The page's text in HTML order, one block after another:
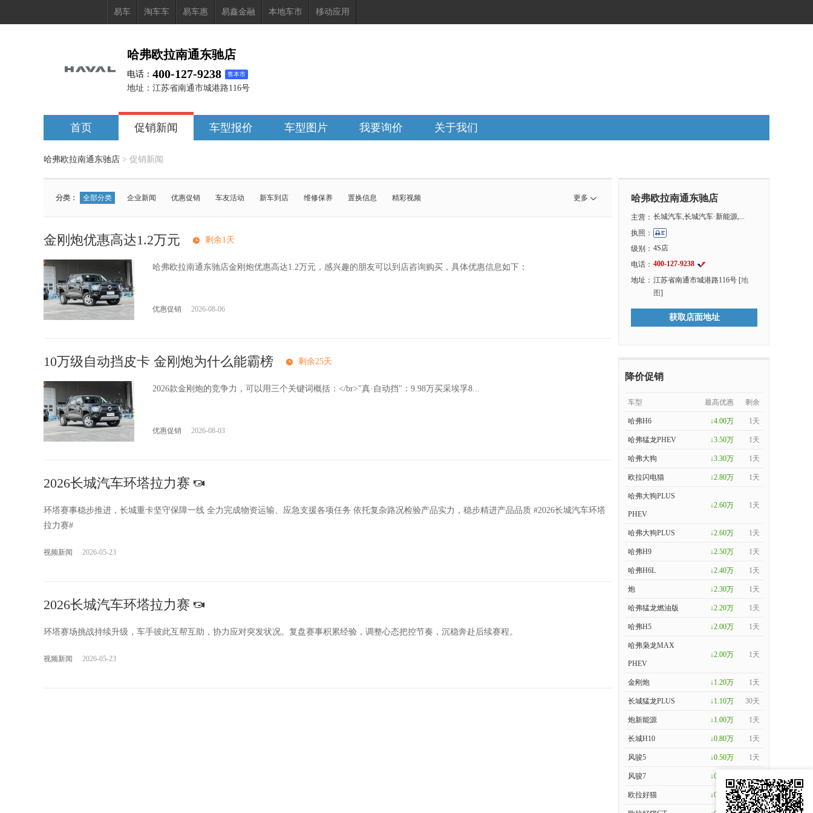
易车 淘车车 易车惠 易鑫金融 本地车市 移动应用
哈弗欧拉南通东驰店
电话： 400-127-9238 售本市
地址： 江苏省南通市城港路116号
首页 促销新闻 车型报价 车型图片 我要询价 关于我们
哈弗欧拉南通东驰店 > 促销新闻
更多
分类： 全部分类 企业新闻 优惠促销 车友活动 新车到店 维修保养 置换信息 精彩视频
哈弗枭龙MAX PHEV 欧拉好猫 欧拉好猫GT
哈弗猛龙燃油版
哈弗猛龙PHEV
金刚炮优惠高达1.2万元 剩余1天
哈弗欧拉南通东驰店金刚炮优惠高达1.2万元，感兴趣的朋友可以到店咨询购买，具体优惠信息如下：
优惠促销 2026-08-06
10万级自动挡皮卡 金刚炮为什么能霸榜 剩余25天
2026款金刚炮的竞争力，可以用三个关键词概括：</br>"真·自动挡"：9.98万买采埃孚8...
优惠促销 2026-08-03
2026长城汽车环塔拉力赛
环塔赛事稳步推进，长城重卡坚守保障一线 全力完成物资运输、应急支援各项任务 依托复杂路况检验产品实力，稳步精进产品品质 #2026长城汽车环塔
拉力赛#
视频新闻 2026-05-23
2026长城汽车环塔拉力赛
环塔赛场挑战持续升级，车手彼此互帮互助，协力应对突发状况。复盘赛事积累经验，调整心态把控节奏，沉稳奔赴后续赛程。
视频新闻 2026-05-23
哈弗欧拉南通东驰店
主营： 长城汽车,长城汽车·新能源,...
执照：
级别： 4S店
电话： 400-127-9238
地址： 江苏省南通市城港路116号 [地
图]
获取店面地址
降价促销
车型 最高优惠 剩余
哈弗H6 ↓4.00万 1天
哈弗猛龙PHEV ↓3.50万 1天
哈弗大狗 ↓3.30万 1天
欧拉闪电猫 ↓2.80万 1天
哈弗大狗PLUS
PHEV
↓2.60万 1天
哈弗大狗PLUS ↓2.60万 1天
哈弗H9 ↓2.50万 1天
哈弗H6L ↓2.40万 1天
炮 ↓2.30万 1天
哈弗猛龙燃油版 ↓2.20万 1天
哈弗H5 ↓2.00万 1天
哈弗枭龙MAX
PHEV
↓2.00万 1天
金刚炮 ↓1.20万 1天
长城猛龙PLUS ↓1.10万 30天
炮新能源 ↓1.00万 1天
长城H10 ↓0.80万 1天
风骏5 ↓0.50万 1天
风骏7 ↓0.50万
欧拉好猫 ↓0.40万 1天